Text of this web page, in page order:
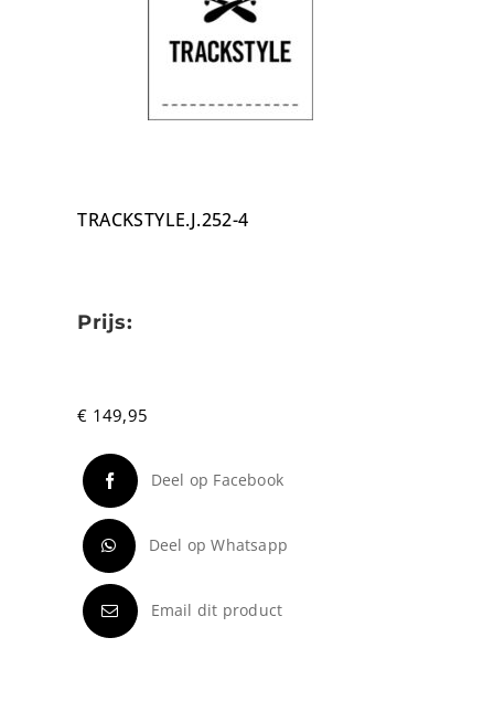
TRACKSTYLE.J.252-4
Prijs:
€ 149,95
Deel op Facebook
Deel op Whatsapp
Email dit product